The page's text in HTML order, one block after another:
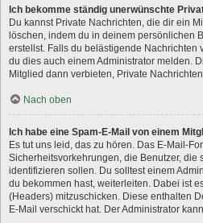
Ich bekomme ständig unerwünschte
Du kannst Private Nachrichten, die dir ein
löschen, indem du in deinem persönlichen
erstellst. Falls du belästigende Nachrichten
du dies auch einem Administrator melden.
Mitglied dann verbieten, Private
Nach oben
Ich habe eine Spam-E-Mail von einem
Es tut uns leid, das zu hören. Das E-Mail-
Sicherheitsvorkehrungen, die Benutzer, die
identifizieren sollen. Du solltest einem
du bekommen hast, weiterleiten. Dabei ist
(Headers) mitzuschicken. Diese enthalten
E-Mail verschickt hat. Der Administrator